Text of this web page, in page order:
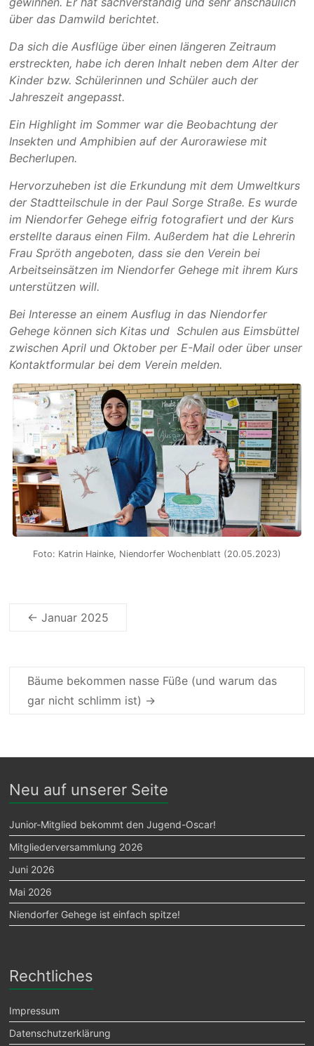
über das Damwild berichtet.
Da sich die Ausflüge über einen längeren Zeitraum
erstreckten, habe ich deren Inhalt neben dem Alter der
Kinder bzw. Schülerinnen und Schüler auch der
Jahreszeit angepasst.
Ein Highlight im Sommer war die Beobachtung der
Insekten und Amphibien auf der Aurorawiese mit
Becherlupen.
Hervorzuheben ist die Erkundung mit dem Umweltkurs
der Stadtteilschule in der Paul Sorge Straße. Es wurde
im Niendorfer Gehege eifrig fotografiert und der Kurs
erstellte daraus einen Film. Außerdem hat die Lehrerin
Frau Spröth angeboten, dass sie den Verein bei
Arbeitseinsätzen im Niendorfer Gehege mit ihrem Kurs
unterstützen will.
Bei Interesse an einem Ausflug in das Niendorfer
Gehege können sich Kitas und Schulen aus Eimsbüttel
zwischen April und Oktober per E-Mail oder über unser
Kontaktformular bei dem Verein melden.
Foto: Katrin Hainke, Niendorfer Wochenblatt (20.05.2023)
← Januar 2025
Bäume bekommen nasse Füße (und warum das
gar nicht schlimm ist) →
Neu auf unserer Seite
Junior-Mitglied bekommt den Jugend-Oscar!
Mitgliederversammlung 2026
Juni 2026
Mai 2026
Niendorfer Gehege ist einfach spitze!
Rechtliches
Impressum
Datenschutzerklärung